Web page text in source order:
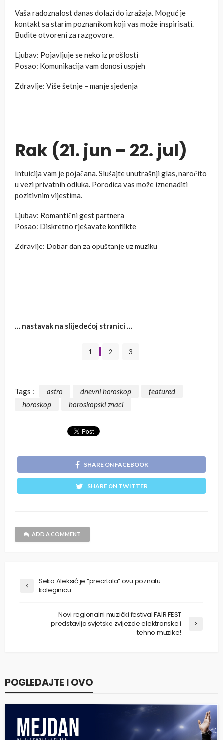
Vaša radoznalost danas dolazi do izražaja. Moguć je
kontakt sa starim poznanikom koji vas može inspirisati.
Budite otvoreni za razgovore.
Ljubav: Pojavljuje se neko iz prošlosti
Posao: Komunikacija vam donosi uspjeh
Zdravlje: Više šetnje – manje sjedenja
Rak (21. jun – 22. jul)
Intuicija vam je pojačana. Slušajte unutrašnji glas, naročito
u vezi privatnih odluka. Porodica vas može iznenaditi
pozitivnim vijestima.
Ljubav: Romantični gest partnera
Posao: Diskretno rješavate konflikte
Zdravlje: Dobar dan za opuštanje uz muziku
… nastavak na slijedećoj stranici …
1 2 3
Tags : astro dnevni horoskop
featured
horoskop
horoskopski znaci
SHARE ON FACEBOOK
SHARE ON TWITTER
ADD A COMMENT
Seka Aleksić je “precrtala” ovu poznatu
koleginicu
Novi regionalni muzički festival FAIR FEST
predstavlja svjetske zvijezde elektronske i
tehno muzike!
POGLEDAJTE I OVO